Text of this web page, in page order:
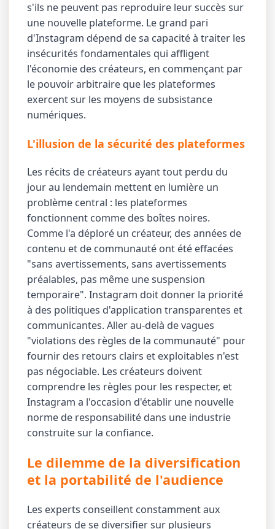
s'ils ne peuvent pas reproduire leur succès sur
une nouvelle plateforme. Le grand pari
d'Instagram dépend de sa capacité à traiter les
insécurités fondamentales qui affligent
l'économie des créateurs, en commençant par
le pouvoir arbitraire que les plateformes
exercent sur les moyens de subsistance
numériques.
L'illusion de la sécurité des plateformes
Les récits de créateurs ayant tout perdu du
jour au lendemain mettent en lumière un
problème central : les plateformes
fonctionnent comme des boîtes noires.
Comme l'a déploré un créateur, des années de
contenu et de communauté ont été effacées
"sans avertissements, sans avertissements
préalables, pas même une suspension
temporaire". Instagram doit donner la priorité
à des politiques d'application transparentes et
communicantes. Aller au-delà de vagues
"violations des règles de la communauté" pour
fournir des retours clairs et exploitables n'est
pas négociable. Les créateurs doivent
comprendre les règles pour les respecter, et
Instagram a l'occasion d'établir une nouvelle
norme de responsabilité dans une industrie
construite sur la confiance.
Le dilemme de la diversification
et la portabilité de l'audience
Les experts conseillent constamment aux
créateurs de se diversifier sur plusieurs